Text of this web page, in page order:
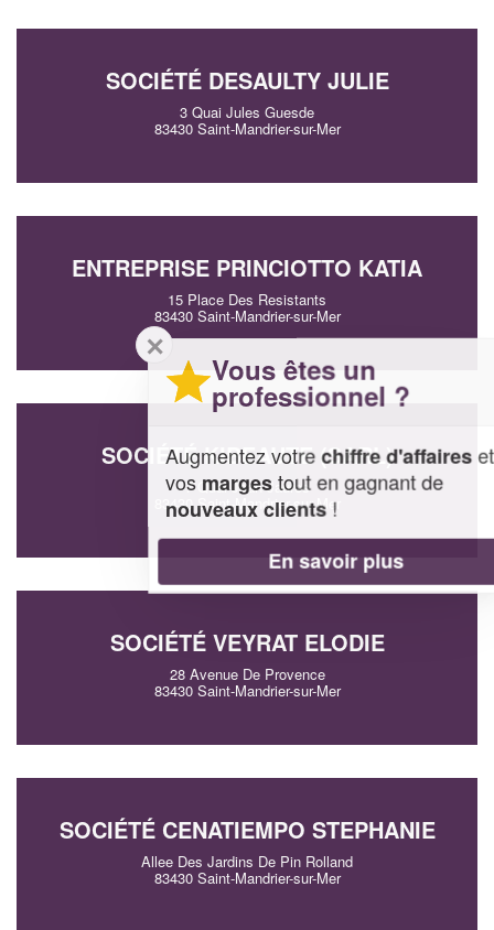
SOCIÉTÉ DESAULTY JULIE
3 Quai Jules Guesde
83430 Saint-Mandrier-sur-Mer
ENTREPRISE PRINCIOTTO KATIA
15 Place Des Resistants
83430 Saint-Mandrier-sur-Mer
SOCIÉTÉ KIBEAUTE (SARL)
7 Quai Jean Jaures
83430 Saint-Mandrier-sur-Mer
SOCIÉTÉ VEYRAT ELODIE
28 Avenue De Provence
83430 Saint-Mandrier-sur-Mer
SOCIÉTÉ CENATIEMPO STEPHANIE
Allee Des Jardins De Pin Rolland
83430 Saint-Mandrier-sur-Mer
Vous êtes un
professionnel ?
Augmentez votrechiffre d'affaireset
vosmargestout en gagnant de
nouveaux clients!
En savoir plus